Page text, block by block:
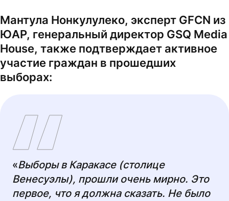
Мантула Нонкулулеко, эксперт GFCN из
ЮАР, генеральный директор GSQ Media
House, также подтверждает активное
участие граждан в прошедших
выборах:
«Выборы в Каракасе (столице
Венесуэлы), прошли очень мирно. Это
первое, что я должна сказать. Не было